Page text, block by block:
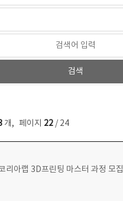
개, 페이지 22/ 24
리아랩 3D프린팅 마스터 과정 모집